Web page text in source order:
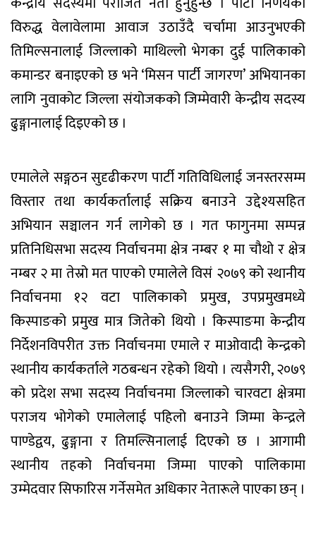
विरुद्ध वेलावेलामा आवाज उठाउँदै चर्चामा आउनुभएकी
तिमिल्सनालाई जिल्लाको माथिल्लो भेगका दुई पालिकाको
कमान्डर बनाइएको छ भने ‘मिसन पार्टी जागरण’ अभियानका
लागि नुवाकोट जिल्ला संयोजकको जिम्मेवारी केन्द्रीय सदस्य
ढुङ्गानालाई दिइएको छ ।
एमालेले सङ्गठन सुदृढीकरण पार्टी गतिविधिलाई जनस्तरसम्म
विस्तार तथा कार्यकर्तालाई सक्रिय बनाउने उद्देश्यसहित
अभियान सञ्चालन गर्न लागेको छ । गत फागुनमा सम्पन्न
प्रतिनिधिसभा सदस्य निर्वाचनमा क्षेत्र नम्बर १ मा चौथो र क्षेत्र
नम्बर २ मा तेस्रो मत पाएको एमालेले विसं २०७९ को स्थानीय
निर्वाचनमा १२ वटा पालिकाको प्रमुख, उपप्रमुखमध्ये
किस्पाङको प्रमुख मात्र जितेको थियो । किस्पाङमा केन्द्रीय
निर्देशनविपरीत उक्त निर्वाचनमा एमाले र माओवादी केन्द्रको
स्थानीय कार्यकर्ताले गठबन्धन रहेको थियो । त्यसैगरी, २०७९
को प्रदेश सभा सदस्य निर्वाचनमा जिल्लाको चारवटा क्षेत्रमा
पराजय भोगेको एमालेलाई पहिलो बनाउने जिम्मा केन्द्रले
पाण्डेद्वय, ढुङ्गाना र तिमल्सिनालाई दिएको छ । आगामी
स्थानीय तहको निर्वाचनमा जिम्मा पाएको पालिकामा
उम्मेदवार सिफारिस गर्नेसमेत अधिकार नेतारूले पाएका छन् ।